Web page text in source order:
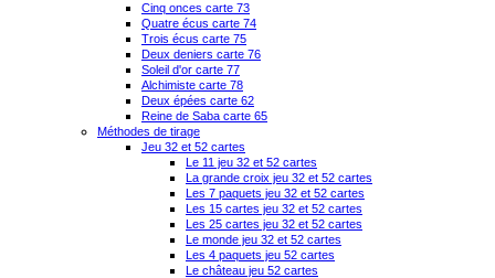
Cinq onces carte 73
Quatre écus carte 74
Trois écus carte 75
Deux deniers carte 76
Soleil d'or carte 77
Alchimiste carte 78
Deux épées carte 62
Reine de Saba carte 65
Méthodes de tirage
Jeu 32 et 52 cartes
Le 11 jeu 32 et 52 cartes
La grande croix jeu 32 et 52 cartes
Les 7 paquets jeu 32 et 52 cartes
Les 15 cartes jeu 32 et 52 cartes
Les 25 cartes jeu 32 et 52 cartes
Le monde jeu 32 et 52 cartes
Les 4 paquets jeu 52 cartes
Le château jeu 52 cartes